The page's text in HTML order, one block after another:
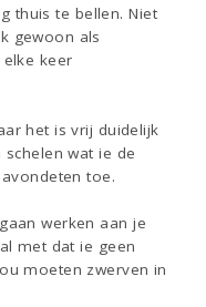
thuis te bellen. Niet
gewoon als
keer
het is vrij duidelijk
wat ie de
toe.
werken aan je
met dat ie geen
moeten zwerven in